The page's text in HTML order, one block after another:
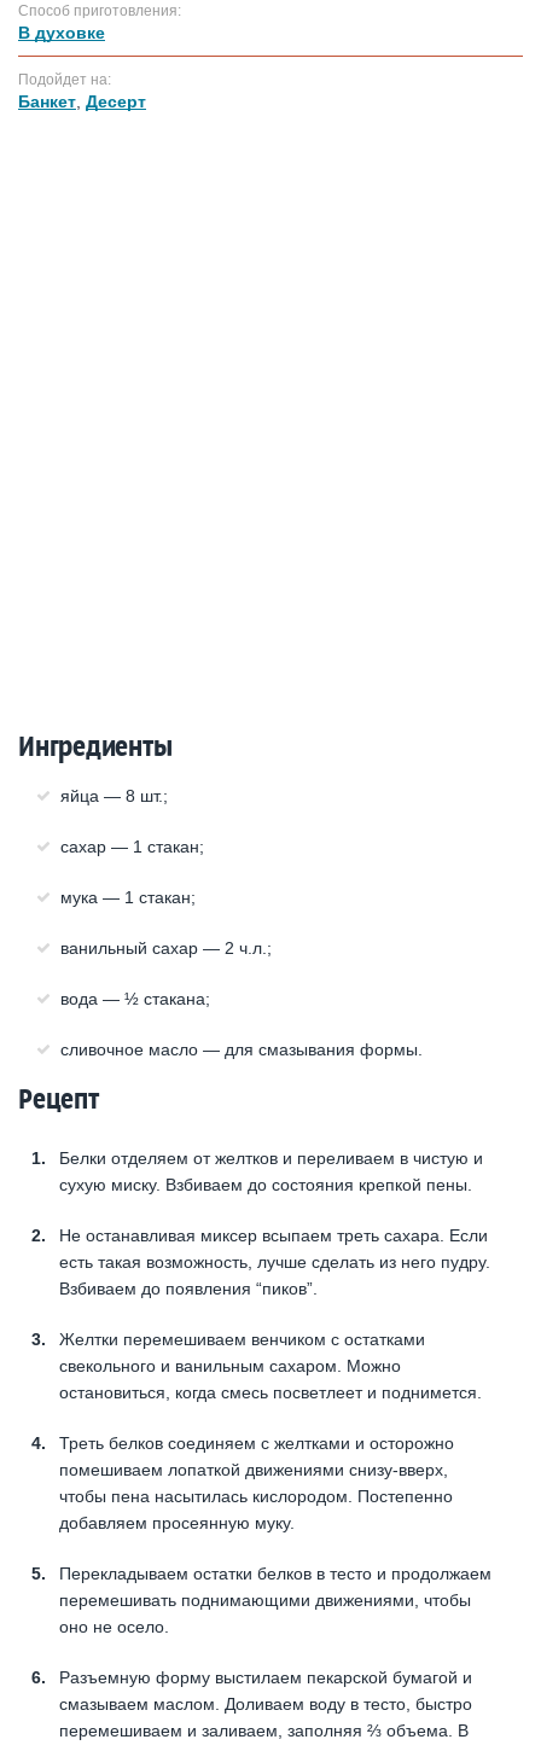
Способ приготовления:
В духовке
Подойдет на:
Банкет Десерт
Ингредиенты
яйца — 8 шт.;
сахар — 1 стакан;
мука — 1 стакан;
ванильный сахар — 2 ч.л.;
вода — ½ стакана;
сливочное масло — для смазывания формы.
Рецепт
Белки отделяем от желтков и переливаем в чистую и
сухую миску. Взбиваем до состояния крепкой пены.
Не останавливая миксер всыпаем треть сахара. Если
есть такая возможность, лучше сделать из него пудру.
Взбиваем до появления “пиков”.
Желтки перемешиваем венчиком с остатками
свекольного и ванильным сахаром. Можно
остановиться, когда смесь посветлеет и поднимется.
Треть белков соединяем с желтками и осторожно
помешиваем лопаткой движениями снизу-вверх,
чтобы пена насытилась кислородом. Постепенно
добавляем просеянную муку.
Перекладываем остатки белков в тесто и продолжаем
перемешивать поднимающими движениями, чтобы
оно не осело.
Разъемную форму выстилаем пекарской бумагой и
смазываем маслом. Доливаем воду в тесто, быстро
перемешиваем и заливаем, заполняя ⅔ объема. В